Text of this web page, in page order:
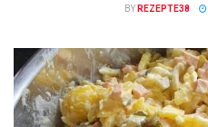
BY REZEPTE38